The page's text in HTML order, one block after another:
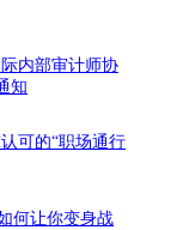
内部审计师协
知
可的“职场通行
何让你变身战